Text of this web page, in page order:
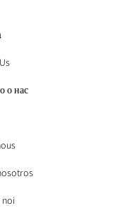
о нас
noi